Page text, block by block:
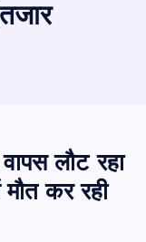
लौट रहा
कर रही